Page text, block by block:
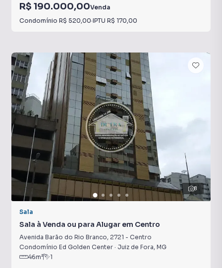
R$ 190.000,00Venda
Condomínio R$ 520,00·IPTU R$ 170,00
8
Sala
Sala à Venda ou para Alugar em Centro
Avenida Barão do Rio Branco, 2721 - Centro
Condomínio Ed Golden Center · Juiz de Fora, MG
46m² 1